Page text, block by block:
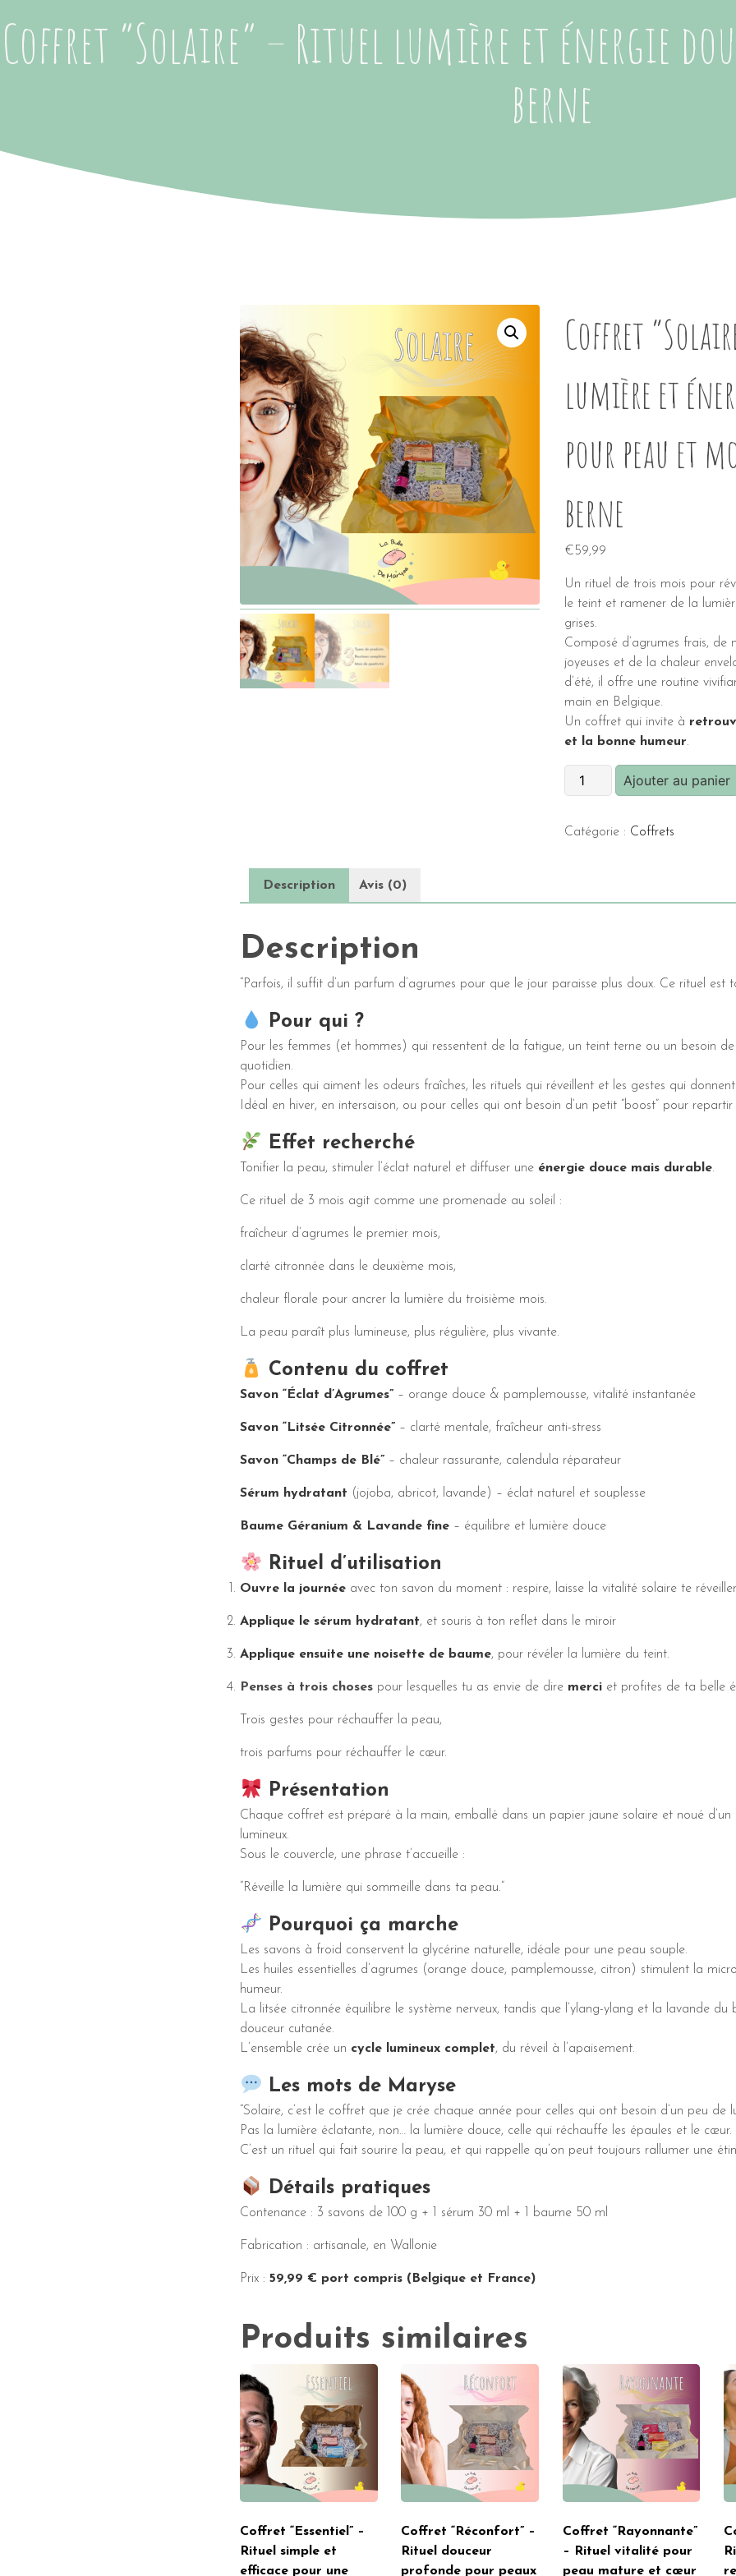
Coffret “Solaire” – Rituel lumière et énergie
berne
Coffret
lumière et
pour peau et
berne
€59,99
Un rituel de trois mois pour
le teint et ramener de la
grises.
Composé d’agrumes frais, de
joyeuses et de la chaleur
d’été, il offre une routine
main en Belgique.
Un coffret qui invite à
et la bonne humeur.
quantité
de
“Solaire”
peau
en
Ajouter au panier
Catégorie : Coffrets
Description Avis (0)
Description
“Parfois, il suffit d’un parfum d’agrumes pour que le jour paraisse plus doux. Ce rituel est
Pour qui ?
Pour les femmes (et hommes) qui ressentent de la fatigue, un teint terne ou un besoin
quotidien.
Pour celles qui aiment les odeurs fraîches, les rituels qui réveillent et les gestes qui
Idéal en hiver, en intersaison, ou pour celles qui ont besoin d’un petit “boost” pour
Effet recherché
Tonifier la peau, stimuler l’éclat naturel et diffuser une énergie douce mais durable.
Ce rituel de 3 mois agit comme une promenade au soleil :
fraîcheur d’agrumes le premier mois,
clarté citronnée dans le deuxième mois,
chaleur florale pour ancrer la lumière du troisième mois.
La peau paraît plus lumineuse, plus régulière, plus vivante.
Contenu du coffret
Savon “Éclat d’Agrumes” – orange douce & pamplemousse, vitalité instantanée
Savon “Litsée Citronnée” – clarté mentale, fraîcheur anti-stress
Savon “Champs de Blé” – chaleur rassurante, calendula réparateur
Sérum hydratant (jojoba, abricot, lavande) – éclat naturel et souplesse
Baume Géranium & Lavande fine – équilibre et lumière douce
Rituel d’utilisation
Ouvre la journée avec ton savon du moment : respire, laisse la vitalité solaire te
Applique le sérum hydratant, et souris à ton reflet dans le miroir
Applique ensuite une noisette de baume, pour révéler la lumière du teint.
Penses à trois choses pour lesquelles tu as envie de dire merci et profites de ta belle
Trois gestes pour réchauffer la peau,
trois parfums pour réchauffer le cœur.
Présentation
Chaque coffret est préparé à la main, emballé dans un papier jaune solaire et noué
lumineux.
Sous le couvercle, une phrase t’accueille :
“Réveille la lumière qui sommeille dans ta peau.”
Pourquoi ça marche
Les savons à froid conservent la glycérine naturelle, idéale pour une peau souple.
Les huiles essentielles d’agrumes (orange douce, pamplemousse, citron) stimulent la
humeur.
La litsée citronnée équilibre le système nerveux, tandis que l’ylang-ylang et la lavande du
douceur cutanée.
L’ensemble crée un cycle lumineux complet, du réveil à l’apaisement.
Les mots de Maryse
“Solaire, c’est le coffret que je crée chaque année pour celles qui ont besoin d’un peu de
Pas la lumière éclatante, non… la lumière douce, celle qui réchauffe les épaules et le cœur.
C’est un rituel qui fait sourire la peau, et qui rappelle qu’on peut toujours rallumer une
Détails pratiques
Contenance : 3 savons de 100 g + 1 sérum 30 ml + 1 baume 50 ml
Fabrication : artisanale, en Wallonie
Prix : 59,99 € port compris (Belgique et France)
Produits similaires
Coffret “Essentiel” –
Rituel simple et
efficace pour une
Coffret “Réconfort” –
Rituel douceur
profonde pour peaux
Coffret “Rayonnante”
– Rituel vitalité pour
peau mature et cœur